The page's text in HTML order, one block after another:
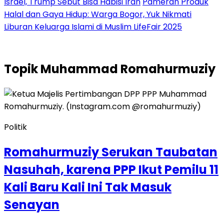
Halal dan Gaya Hidup: Warga Bogor, Yuk Nikmati
Liburan Keluarga Islami di Muslim LifeFair 2025
TopikMuhammad Romahurmuziy
Politik
Romahurmuziy Serukan Taubatan
Nasuhah, karena PPP Ikut Pemilu 11
Kali Baru Kali Ini Tak Masuk
Senayan